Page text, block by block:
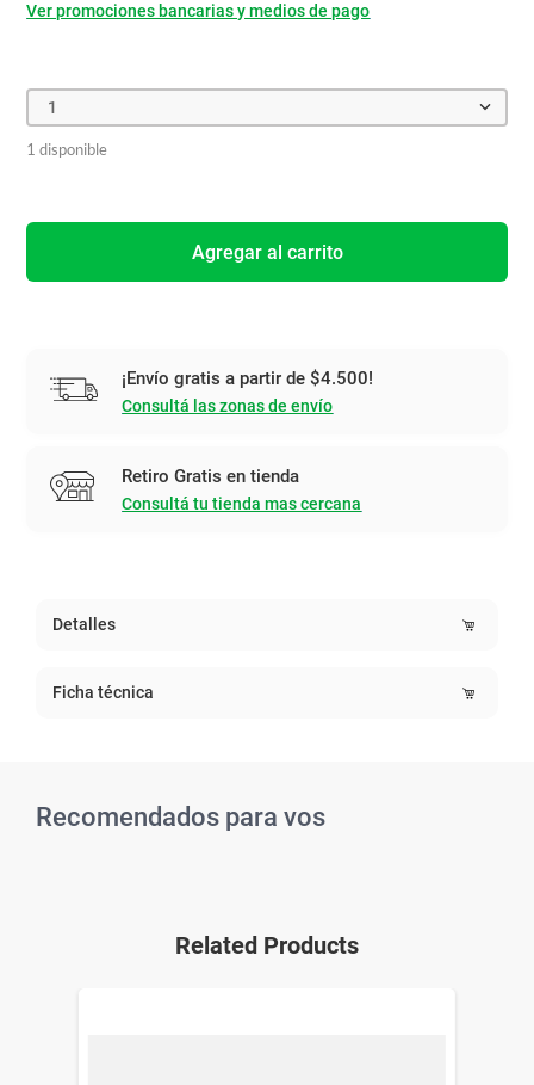
Ver promociones bancarias y medios de pago
1
1 disponible
Agregar al carrito
¡Envío gratis a partir de $4.500!
Consultá las zonas de envío
Retiro Gratis en tienda
Consultá tu tienda mas cercana
Detalles
Ficha técnica
Recomendados para vos
Related Products